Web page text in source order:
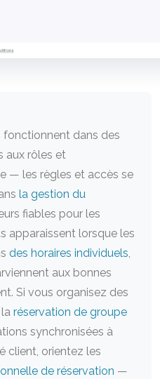
fonctionnent dans des
aux rôles et
— les règles et accès se
la gestion du
fiables pour les
apparaissent lorsque les
des horaires individuels
aux bonnes
Si vous organisez des
réservation de groupe
synchronisées à
client, orientez les
de réservation —